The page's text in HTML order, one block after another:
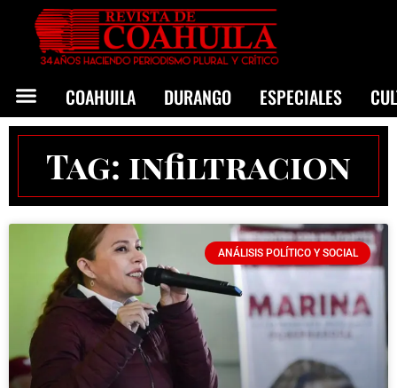
COAHUILA DURANGO ESPECIALES
Tag: infiltracion
ANÁLISIS POLÍTICO Y SOCIAL